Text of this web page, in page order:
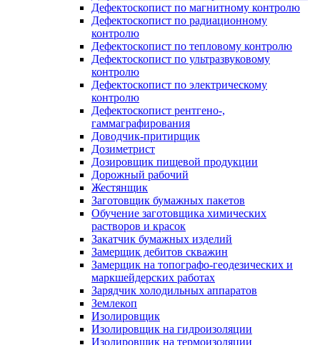
Дефектоскопист по магнитному контролю
Дефектоскопист по радиационному
контролю
Дефектоскопист по тепловому контролю
Дефектоскопист по ультразвуковому
контролю
Дефектоскопист по электрическому
контролю
Дефектоскопист рентгено-,
гаммаграфирования
Доводчик-притирщик
Дозиметрист
Дозировщик пищевой продукции
Дорожный рабочий
Жестянщик
Заготовщик бумажных пакетов
Обучение заготовщика химических
растворов и красок
Закатчик бумажных изделий
Замерщик дебитов скважин
Замерщик на топографо-геодезических и
маркшейдерских работах
Зарядчик холодильных аппаратов
Землекоп
Изолировщик
Изолировщик на гидроизоляции
Изолировщик на термоизоляции